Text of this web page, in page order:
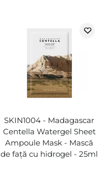
SKIN1004 - Madagascar
Centella Watergel Sheet
Ampoule Mask - Mască
de față cu hidrogel - 25ml